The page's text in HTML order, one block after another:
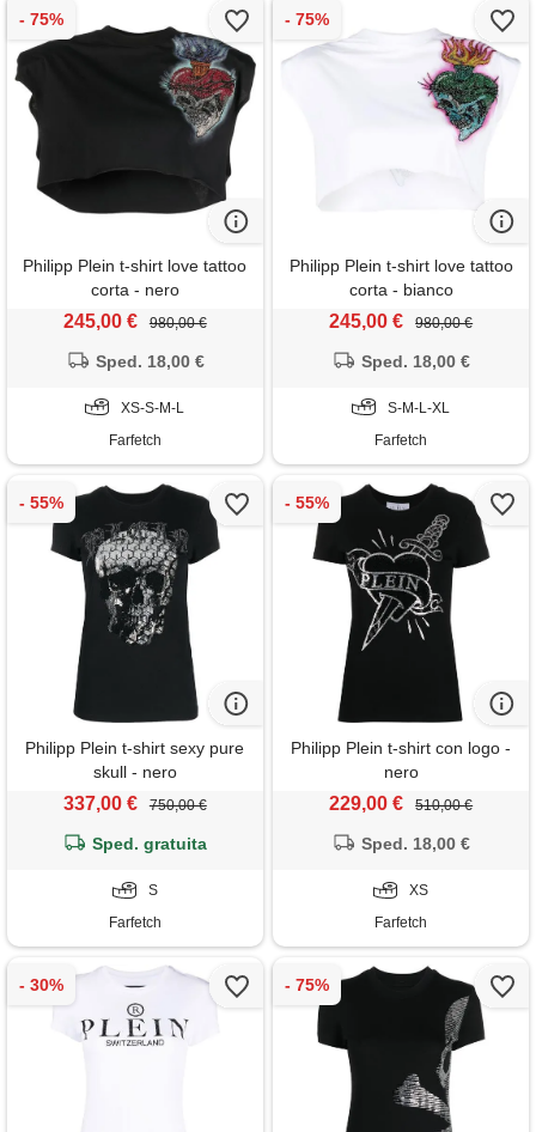
Philipp Plein t-shirt love tattoo
corta - nero
245,00 € 980,00 €
Sped. 18,00 €
XS-S-M-L
Farfetch
Philipp Plein t-shirt love tattoo
corta - bianco
245,00 € 980,00 €
Sped. 18,00 €
S-M-L-XL
Farfetch
Philipp Plein t-shirt sexy pure
skull - nero
337,00 € 750,00 €
Sped. gratuita
S
Farfetch
Philipp Plein t-shirt con logo -
nero
229,00 € 510,00 €
Sped. 18,00 €
XS
Farfetch